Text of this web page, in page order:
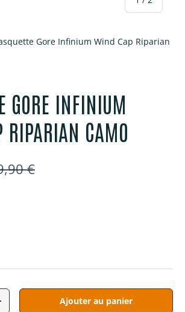
Gore Infinium Wind Cap Riparian
GORE INFINIUM
CAMO
habituel
€
la quantité
Ajouter au panier